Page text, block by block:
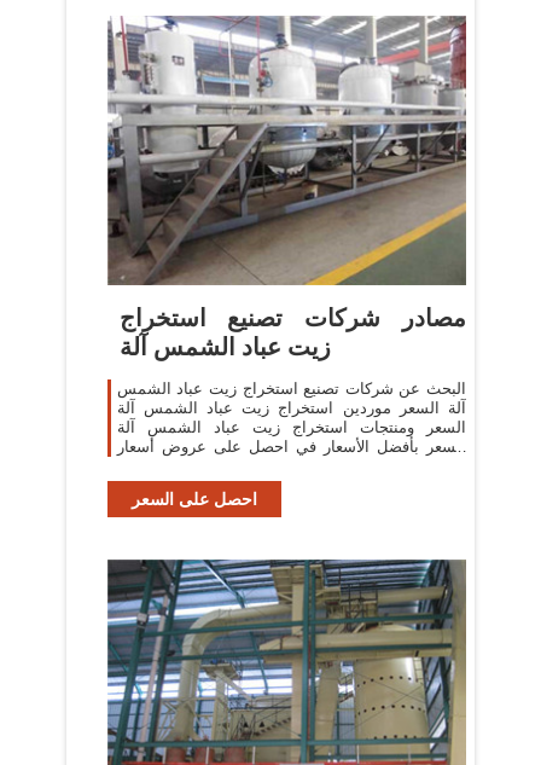
مصادر شركات تصنيع استخراج
زيت عباد الشمس آلة
البحث عن شركات تصنيع استخراج زيت عباد الشمس
آلة السعر موردين استخراج زيت عباد الشمس آلة
السعر ومنتجات استخراج زيت عباد الشمس آلة
السعر بأفضل الأسعار في احصل على عروض أسعار
احصل على السعر